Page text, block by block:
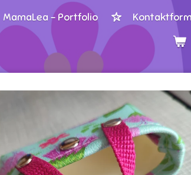
MamaLea - Portfolio